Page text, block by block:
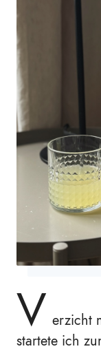
V erzicht
startete ich